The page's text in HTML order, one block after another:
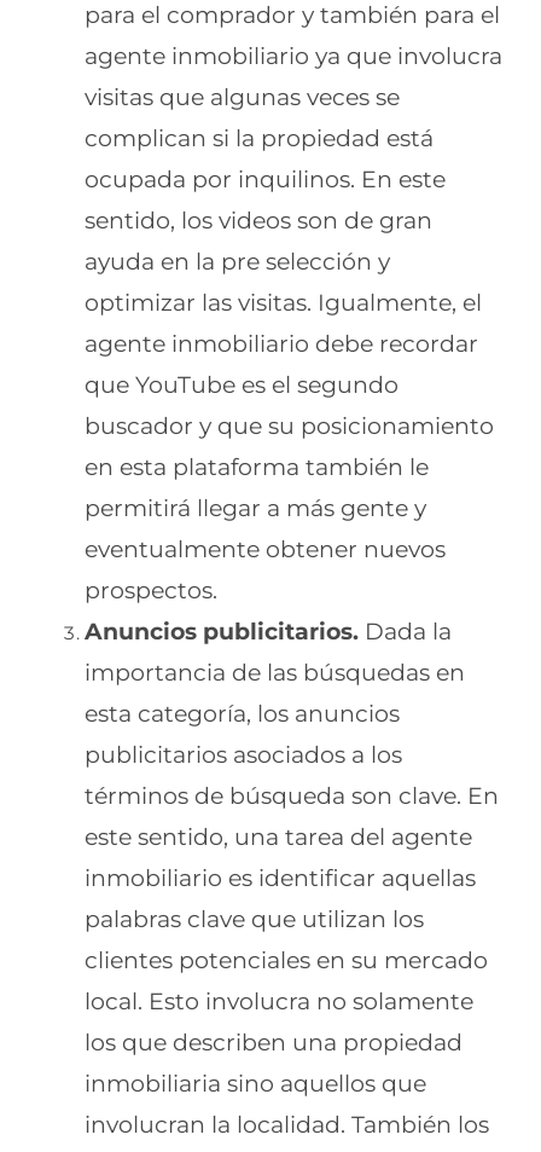
para el comprador y también para el
agente inmobiliario ya que involucra
visitas que algunas veces se
complican si la propiedad está
ocupada por inquilinos. En este
sentido, los videos son de gran
ayuda en la pre selección y
optimizar las visitas. Igualmente, el
agente inmobiliario debe recordar
que YouTube es el segundo
buscador y que su posicionamiento
en esta plataforma también le
permitirá llegar a más gente y
eventualmente obtener nuevos
prospectos.
Anuncios publicitarios. Dada la
importancia de las búsquedas en
esta categoría, los anuncios
publicitarios asociados a los
términos de búsqueda son clave. En
este sentido, una tarea del agente
inmobiliario es identificar aquellas
palabras clave que utilizan los
clientes potenciales en su mercado
local. Esto involucra no solamente
los que describen una propiedad
inmobiliaria sino aquellos que
involucran la localidad. También los